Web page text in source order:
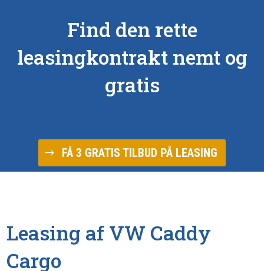
Find den rette
leasingkontrakt nemt og
gratis
FÅ 3 GRATIS TILBUD PÅ LEASING
Leasing af VW Caddy
Cargo